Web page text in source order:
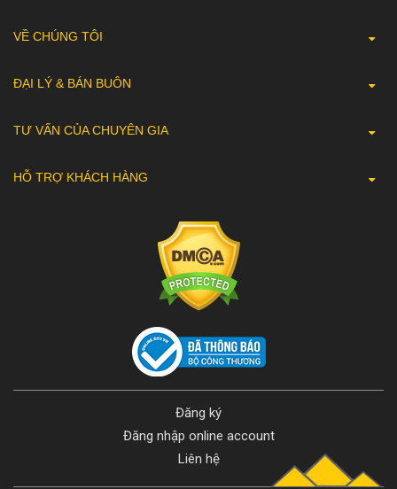
VỀ CHÚNG TÔI
ĐẠI LÝ & BÁN BUÔN
TƯ VẤN CỦA CHUYÊN GIA
HỖ TRỢ KHÁCH HÀNG
Đăng ký
Đăng nhập online account
Liên hệ